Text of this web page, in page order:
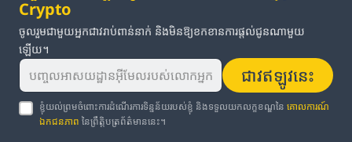
Crypto
ចូលរួមជាមួយអ្នកជាវរាប់ពាន់នាក់ និងមិនឱ្យខកខានការផ្តល់ជូនណាមួយ
ឡើយ។
ជាវឥឡូវនេះ
ខ្ញុំយល់ព្រមចំពោះការដំណើរការទិន្នន័យរបស់ខ្ញុំ និងទទួលយកលក្ខខណ្ឌនៃគោលការណ៍
ឯកជនភាព នៃព្រឹត្តិបត្រព័ត៌មាននេះ។